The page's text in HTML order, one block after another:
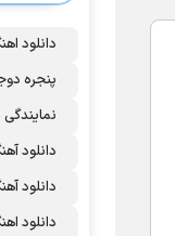
دانلود
پنجره
دانلود
دانلود
دانلود